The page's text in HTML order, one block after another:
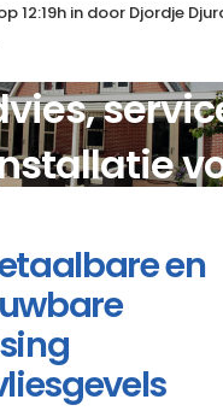
12:19h in door Djordje
en